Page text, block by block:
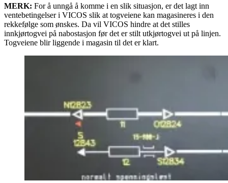
MERK: For å unngå å komme i en slik situasjon, er det lagt inn
ventebetingelser i VICOS slik at togveiene kan magasineres i den
rekkefølge som ønskes. Da vil VICOS hindre at det stilles
innkjørtogvei på nabostasjon før det er stilt utkjørtogvei ut på linjen.
Togveiene blir liggende i magasin til det er klart.